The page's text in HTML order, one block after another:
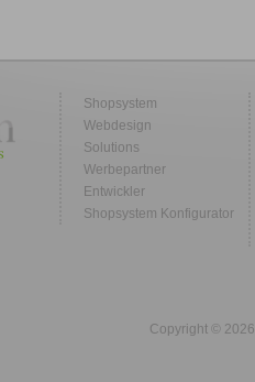
Shopsystem
Webdesign
Solutions
Werbepartner
Entwickler
Shopsystem Konfigurator
Copyright ©